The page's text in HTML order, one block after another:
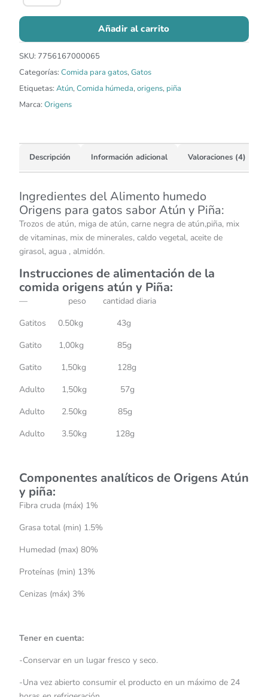
Añadir al carrito
SKU: 7756167000065
Categorías: Comida para gatos,Gatos
Etiquetas: Atún,Comida húmeda,origens, piña
Marca: Origens
Descripción Información adicional Valoraciones (4)
Ingredientes del Alimento humedo
Origens para gatos sabor Atún y Piña:
Trozos de atún, miga de atún, carne negra de atún,piña, mix
de vitaminas, mix de minerales, caldo vegetal, aceite de
girasol, agua , almidón.
Instrucciones de alimentación de la
comida origens atún y Piña:
— peso cantidad diaria
Gatitos 0.50kg 43g
Gatito 1,00kg 85g
Gatito 1,50kg 128g
Adulto 1,50kg 57g
Adulto 2.50kg 85g
Adulto 3.50kg 128g
Componentes analíticos de Origens Atún
y piña:
Fibra cruda (máx) 1%
Grasa total (min) 1.5%
Humedad (max) 80%
Proteínas (min) 13%
Cenizas (máx) 3%
Tener en cuenta:
-Conservar en un lugar fresco y seco.
-Una vez abierto consumir el producto en un máximo de 24